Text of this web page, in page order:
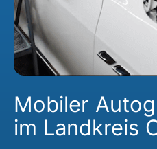
Mobiler
im Landkreis